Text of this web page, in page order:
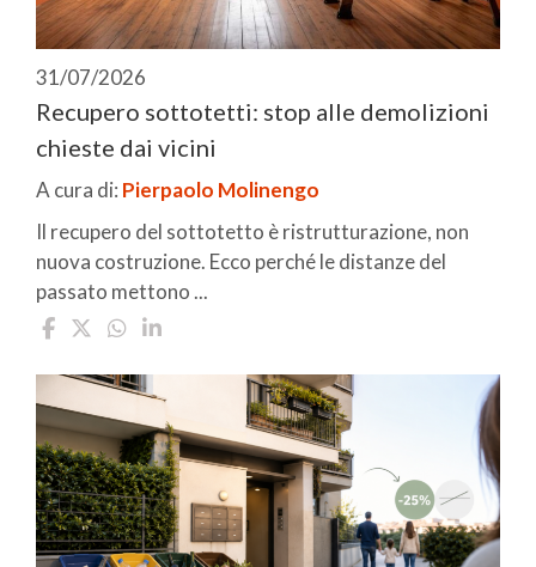
31/07/2026
Recupero sottotetti: stop alle demolizioni
chieste dai vicini
A cura di: Pierpaolo Molinengo
Il recupero del sottotetto è ristrutturazione, non
nuova costruzione. Ecco perché le distanze del
passato mettono ...